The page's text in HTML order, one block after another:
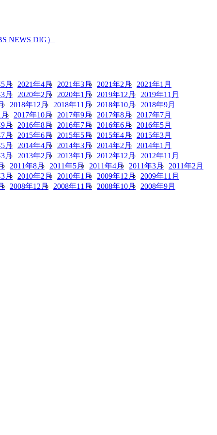
NEWS DIG）
月 2021年4月 2021年3月 2021年2月 2021年1月
月 2020年2月 2020年1月 2019年12月 2019年11月
2018年12月 2018年11月 2018年10月 2018年9月
月 2017年10月 2017年9月 2017年8月 2017年7月
月 2016年8月 2016年7月 2016年6月 2016年5月
月 2015年6月 2015年5月 2015年4月 2015年3月
月 2014年4月 2014年3月 2014年2月 2014年1月
月 2013年2月 2013年1月 2012年12月 2012年11月
2011年8月 2011年5月 2011年4月 2011年3月 2011年2月
月 2010年2月 2010年1月 2009年12月 2009年11月
2008年12月 2008年11月 2008年10月 2008年9月